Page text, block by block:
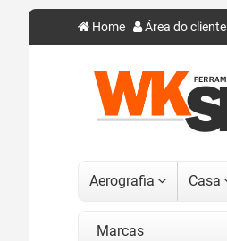
Home Área do cliente
Aerografia Casa
Marcas